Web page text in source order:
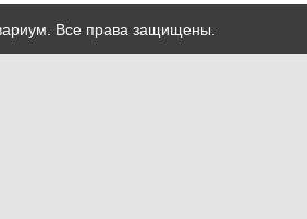
Все права защищены.